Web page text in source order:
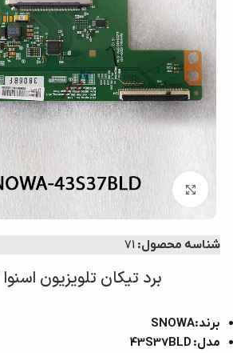
برای بزرگ‌نمایی کلیک کنید
شناسه محصول: 71
برد تیکان تلویزیون اسنوا 43S37
برند:SNOWA
مدل: 43S37BLD